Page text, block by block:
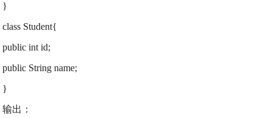
}
class Student{
public int id;
public String name;
}
输出：